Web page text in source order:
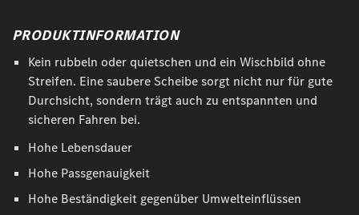
PRODUKTINFORMATION
Kein rubbeln oder quietschen und ein Wischbild ohne
Streifen. Eine saubere Scheibe sorgt nicht nur für gute
Durchsicht, sondern trägt auch zu entspannten und
sicheren Fahren bei.
Hohe Lebensdauer
Hohe Passgenauigkeit
Hohe Beständigkeit gegenüber Umwelteinflüssen